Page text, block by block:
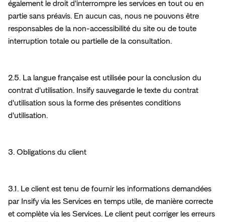
également le droit d'interrompre les services en tout ou en
partie sans préavis. En aucun cas, nous ne pouvons être
responsables de la non-accessibilité du site ou de toute
interruption totale ou partielle de la consultation.
2.5. La langue française est utilisée pour la conclusion du
contrat d'utilisation. Insify sauvegarde le texte du contrat
d'utilisation sous la forme des présentes conditions
d'utilisation.
3. Obligations du client
3.1. Le client est tenu de fournir les informations demandées
par Insify via les Services en temps utile, de manière correcte
et complète via les Services. Le client peut corriger les erreurs